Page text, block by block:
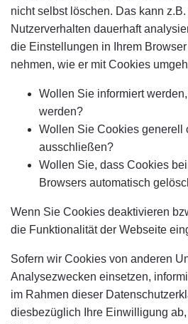
nicht selbst löschen. Das kann
Nutzerverhalten dauerhaft
die Einstellungen in Ihrem
nehmen, wie er mit Cookies
Wollen Sie informiert
werden?
Wollen Sie Cookies generell
ausschließen?
Wollen Sie, dass Cookies
Browsers automatisch
Wenn Sie Cookies deaktivieren
die Funktionalität der Webseite
Sofern wir Cookies von anderen
Analysezwecken einsetzen,
im Rahmen dieser
diesbezüglich Ihre Einwilligung